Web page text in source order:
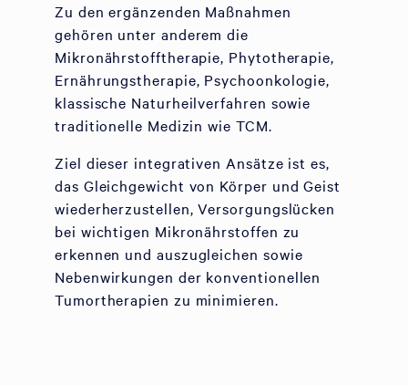
Zu den ergänzenden Maßnahmen
gehören unter anderem die
Mikronährstofftherapie, Phytotherapie,
Ernährungstherapie, Psychoonkologie,
klassische Naturheilverfahren sowie
traditionelle Medizin wie TCM.
Ziel dieser integrativen Ansätze ist es,
das Gleichgewicht von Körper und Geist
wiederherzustellen, Versorgungslücken
bei wichtigen Mikronährstoffen zu
erkennen und auszugleichen sowie
Nebenwirkungen der konventionellen
Tumortherapien zu minimieren.